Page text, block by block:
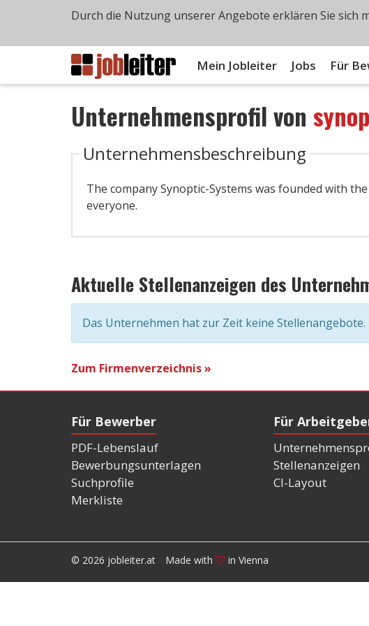
Mein Jobleiter Jobs Für
Unternehmensprofil von
Unternehmensbeschreibung
The com­pany Syn­op­tic-Sys­tems was founded with
every­one.
Aktuelle Stellenanzeigen des
Das Unternehmen hat zur Zeit keine Stellenangebote.
Zum Firmenverzeichnis »
Für Bewerber
PDF-Lebenslauf
Bewerbungsunterlagen
Suchprofile
Merkliste
Für
Stellenanzeigen
CI-Layout
© 2026 jobleiter.at Made with in Vienna
Durch die Nutzung unserer Angebote erklären Sie sich